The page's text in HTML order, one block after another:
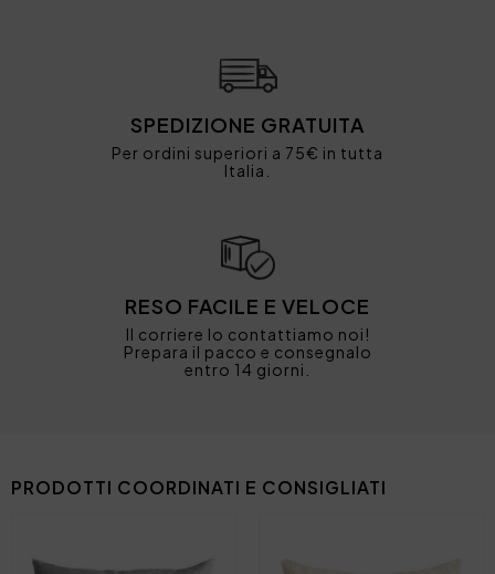
SPEDIZIONE GRATUITA
Per ordini superiori a 75€ in tutta
Italia.
RESO FACILE E VELOCE
Il corriere lo contattiamo noi!
Prepara il pacco e consegnalo
entro 14 giorni.
PRODOTTI COORDINATI E CONSIGLIATI